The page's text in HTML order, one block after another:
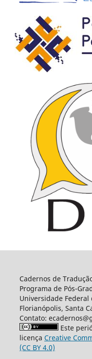
Cadernos de
Programa de Pós-
Universidade Federal
Florianópolis, Santa
Contato:
Este
licença Creative
(CC BY 4.0)